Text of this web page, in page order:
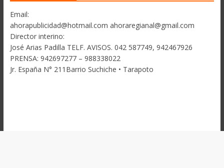
Email:
ahorapublicidad@hotmail.com ahoraregianal@gmail.com
Director interino:
José Arias Padilla TELF. AVISOS. 042 587749, 942467926
PRENSA: 942697277 – 988338022
Jr. España N° 211Barrio Suchiche • Tarapoto